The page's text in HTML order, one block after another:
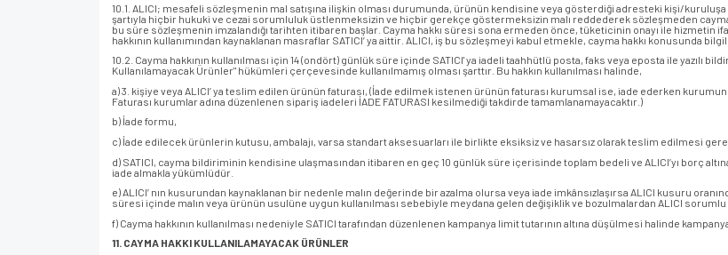
10.1. ALICI; mesafeli sözleşmenin mal satışına ilişkin olması durumunda, ürünün kendisine veya gösterdiği adresteki kişi/
şartıyla hiçbir hukuki ve cezai sorumluluk üstlenmeksizin ve hiçbir gerekçe göstermeksizin malı reddederek sözleşmeden
bu süre sözleşmenin imzalandığı tarihten itibaren başlar. Cayma hakkı süresi sona ermeden önce, tüketicinin onayı ile hizmetin
hakkının kullanımından kaynaklanan masraflar SATICI’ ya aittir. ALICI, iş bu sözleşmeyi kabul etmekle, cayma hakkı konusunda
10.2. Cayma hakkının kullanılması için 14 (ondört) günlük süre içinde SATICI' ya iadeli taahhütlü posta, faks veya eposta ile yazılı
Kullanılamayacak Ürünler" hükümleri çerçevesinde kullanılmamış olması şarttır. Bu hakkın kullanılması halinde,
a) 3. kişiye veya ALICI’ ya teslim edilen ürünün faturası, (İade edilmek istenen ürünün faturası kurumsal ise, iade ederken
Faturası kurumlar adına düzenlenen sipariş iadeleri İADE FATURASI kesilmediği takdirde tamamlanamayacaktır.)
b) İade formu,
c) İade edilecek ürünlerin kutusu, ambalajı, varsa standart aksesuarları ile birlikte eksiksiz ve hasarsız olarak teslim edilmesi
d) SATICI, cayma bildiriminin kendisine ulaşmasından itibaren en geç 10 günlük süre içerisinde toplam bedeli ve ALICI’yı borç
iade almakla yükümlüdür.
e) ALICI’ nın kusurundan kaynaklanan bir nedenle malın değerinde bir azalma olursa veya iade imkânsızlaşırsa ALICI kusuru
süresi içinde malın veya ürünün usulüne uygun kullanılması sebebiyle meydana gelen değişiklik ve bozulmalardan ALICI sorumlu
f) Cayma hakkının kullanılması nedeniyle SATICI tarafından düzenlenen kampanya limit tutarının altına düşülmesi halinde
11. CAYMA HAKKI KULLANILAMAYACAK ÜRÜNLER